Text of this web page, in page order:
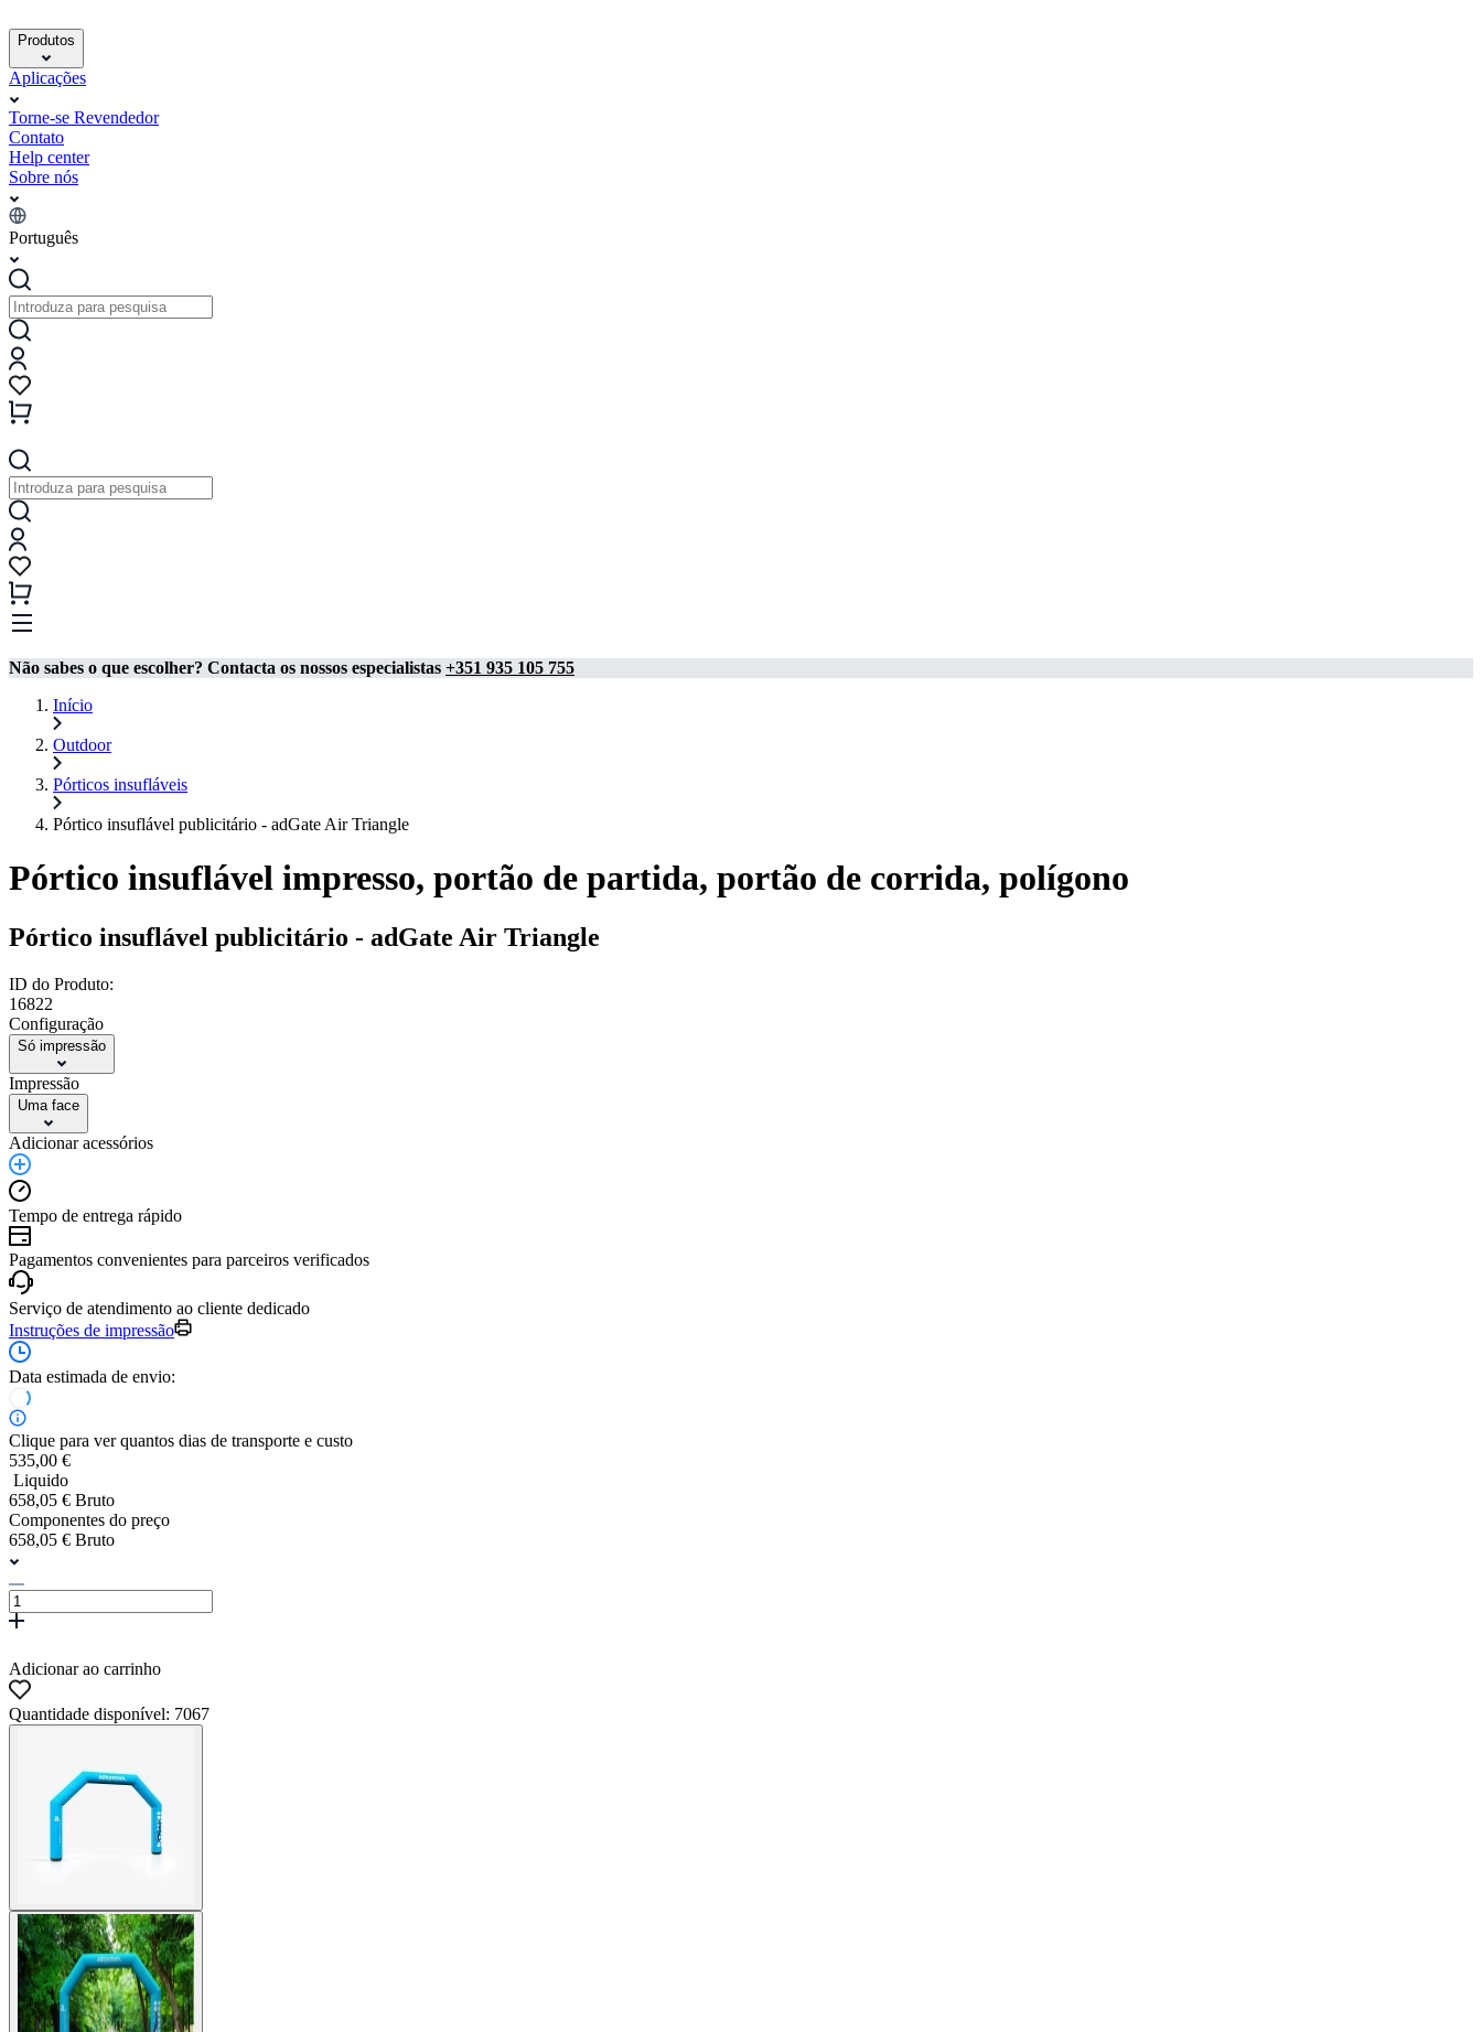
Produtos
Aplicações
Torne-se Revendedor
Contato
Help center
Sobre nós
Português
Não sabes o que escolher? Contacta os nossos especialistas +351 935 105 755
Início
Outdoor
Pórticos insufláveis
Pórtico insuflável publicitário - adGate Air Triangle
Pórtico insuflável impresso, portão de partida, portão de corrida, polígono
Pórtico insuflável publicitário - adGate Air Triangle
ID do Produto:
16822
Configuração
Só impressão
Impressão
Uma face
Adicionar acessórios
Tempo de entrega rápido
Pagamentos convenientes para parceiros verificados
Serviço de atendimento ao cliente dedicado
Instruções de impressão
Data estimada de envio:
Clique para ver quantos dias de transporte e custo
535,00 €
Liquido
658,05 € Bruto
Componentes do preço
658,05 € Bruto
Adicionar ao carrinho
Quantidade disponível: 7067